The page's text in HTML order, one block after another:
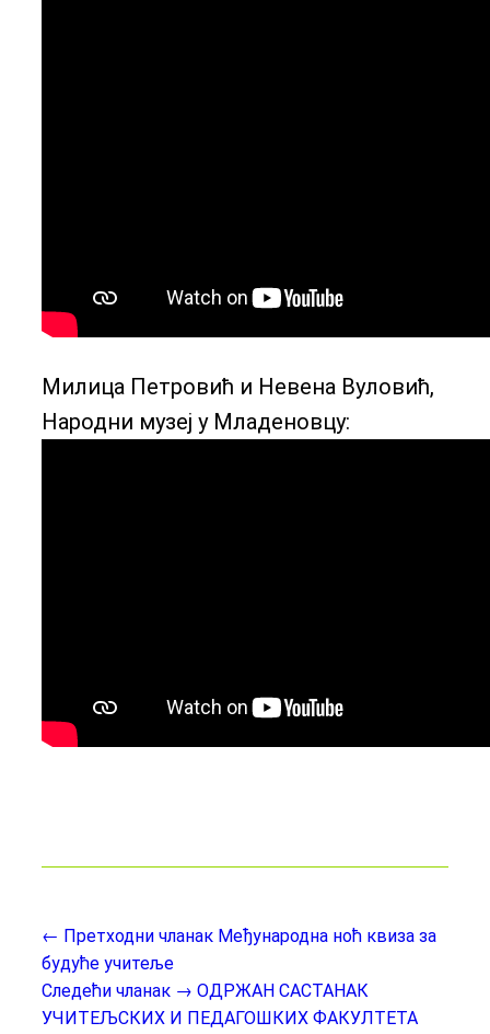
Милица Петровић и Невена Вуловић,
Народни музеј у Младеновцу:
← Претходни чланак Међународна ноћ квиза за
будуће учитеље
Следећи чланак → ОДРЖАН САСТАНАК
УЧИТЕЉСКИХ И ПЕДАГОШКИХ ФАКУЛТЕТА